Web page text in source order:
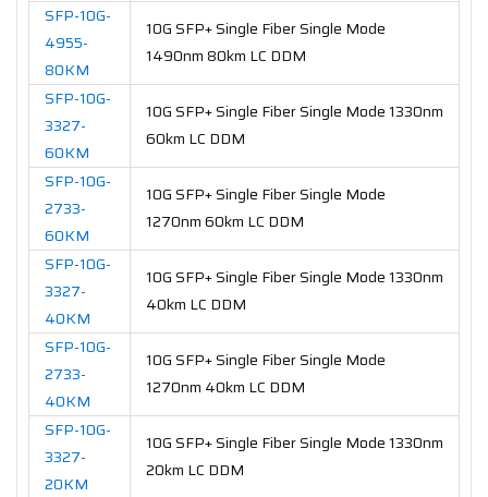
SFP-10G-
4955-
80KM
10G SFP+ Single Fiber Single Mode
1490nm 80km LC DDM
SFP-10G-
3327-
60KM
10G SFP+ Single Fiber Single Mode 1330nm
60km LC DDM
SFP-10G-
2733-
60KM
10G SFP+ Single Fiber Single Mode
1270nm 60km LC DDM
SFP-10G-
3327-
40KM
10G SFP+ Single Fiber Single Mode 1330nm
40km LC DDM
SFP-10G-
2733-
40KM
10G SFP+ Single Fiber Single Mode
1270nm 40km LC DDM
SFP-10G-
3327-
20KM
10G SFP+ Single Fiber Single Mode 1330nm
20km LC DDM